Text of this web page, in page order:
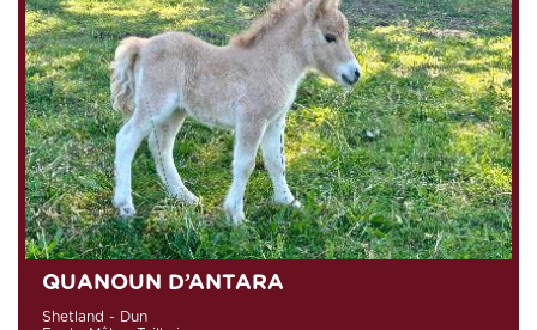
QUANOUN D’ANTARA
Shetland - Dun